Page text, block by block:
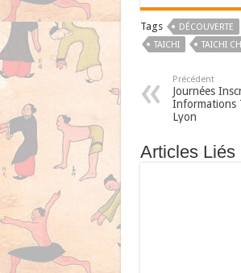
Tags DÉCOUVERTE
TAICHI
TAICHI
Précédent
Journées
Informations
Lyon
Articles Liés